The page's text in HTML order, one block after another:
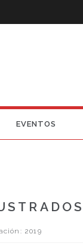
EVENTOS
2019